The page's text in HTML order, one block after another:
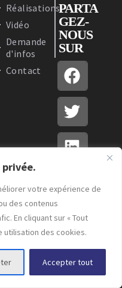
privée.
votre expérience de
des contenus
En cliquant sur « Tout
utilisation des cookies.
Accepter tout
Réalisations
Vidéo
Demande
d'infos
Contact
PARTA
GEZ-
NOUS
SUR
byMarkeasy